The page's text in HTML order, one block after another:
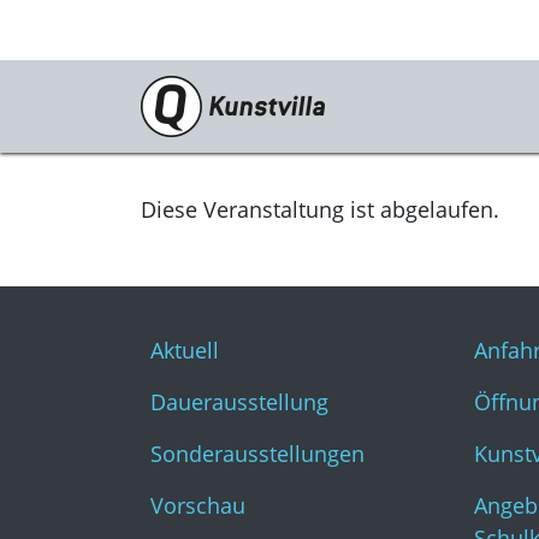
Programm
Aktuell
Vorschau
Archiv
Veranstaltungen
Kunstvilla digital
Diese Veranstaltung ist abgelaufen.
Aktuell
Dauerausstellung
Sonderausstellungen
Vorschau